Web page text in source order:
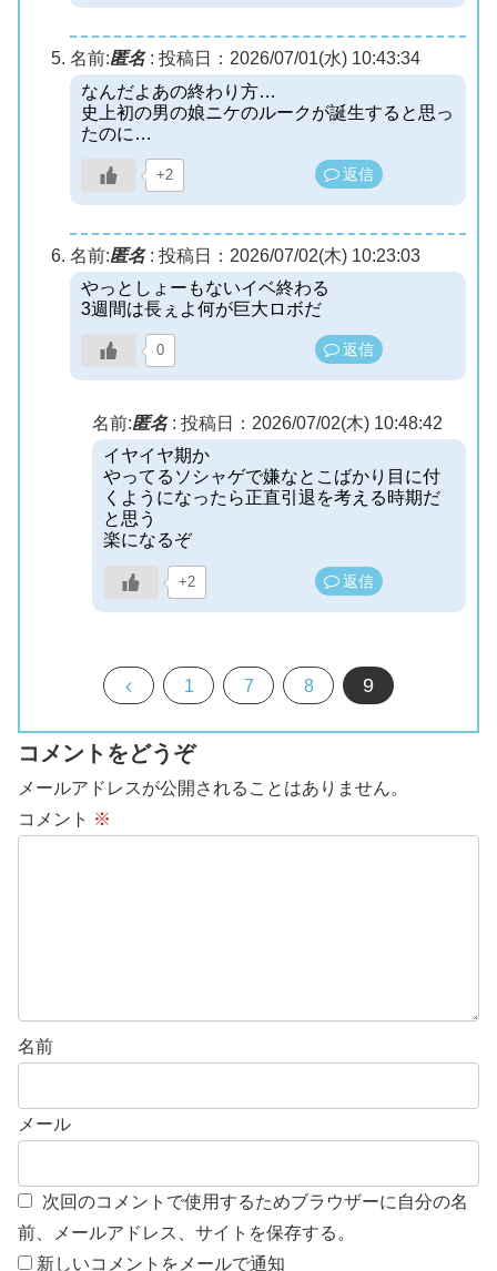
名前:匿名: 投稿日：2026/07/01(水) 10:43:34
なんだよあの終わり方…
史上初の男の娘ニケのルークが誕生すると思っ
たのに…
+2 返信
名前:匿名: 投稿日：2026/07/02(木) 10:23:03
やっとしょーもないイベ終わる
3週間は長ぇよ何が巨大ロボだ
0 返信
名前:匿名: 投稿日：2026/07/02(木) 10:48:42
イヤイヤ期か
やってるソシャゲで嫌なとこばかり目に付
くようになったら正直引退を考える時期だ
と思う
楽になるぞ
+2 返信
前
1 7 8 9
コメントをどうぞ
メールアドレスが公開されることはありません。
コメント ※
名前
メール
次回のコメントで使用するためブラウザーに自分の名
前、メールアドレス、サイトを保存する。
新しいコメントをメールで通知